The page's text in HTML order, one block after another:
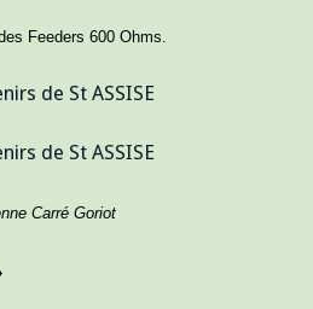
Feeders 600 Ohms.
Carré Goriot